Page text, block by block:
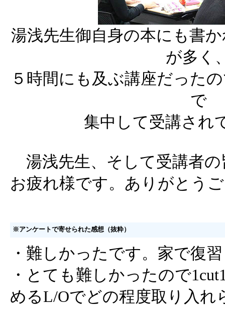
湯浅先生御自身の本にも書
が多く
５時間にも及ぶ講座だった
で
集中して受講され
湯浅先生、そして受講者の
お疲れ様です。ありがとう
※アンケートで寄せられた感想（抜粋）
・難しかったです。家で復
・とても難しかったので
めるL/Oでどの程度取り入